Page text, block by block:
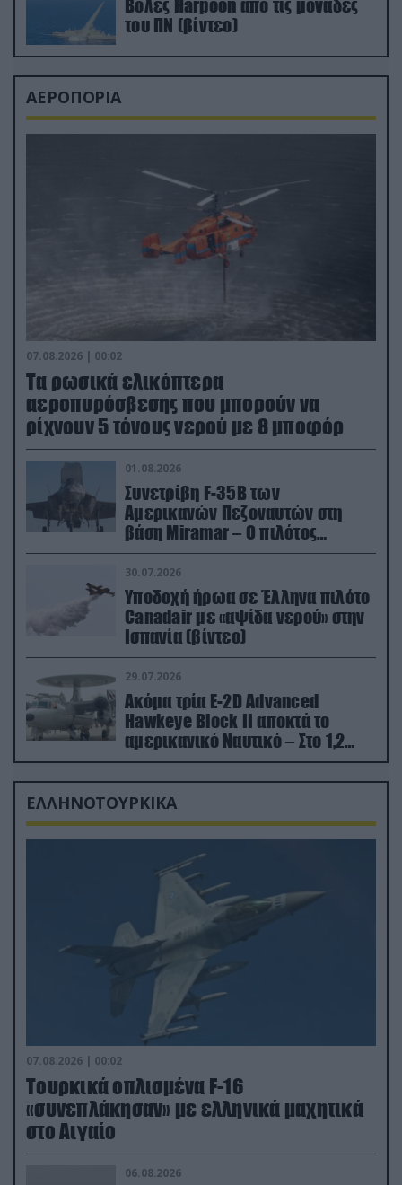
Βολές Harpoon από τις μονάδες
του ΠΝ (βίντεο)
ΑΕΡΟΠΟΡΙΑ
07.08.2026 | 00:02
Τα ρωσικά ελικόπτερα
αεροπυρόσβεσης που μπορούν να
ρίχνουν 5 τόνους νερού με 8 μποφόρ
01.08.2026
Συνετρίβη F-35B των
Αμερικανών Πεζοναυτών στη
βάση Miramar – Ο πιλότος
εκτινάχθηκε εγκαίρως
30.07.2026
Υποδοχή ήρωα σε Έλληνα πιλότο
Canadair με «αψίδα νερού» στην
Ισπανία (βίντεο)
29.07.2026
Ακόμα τρία E-2D Advanced
Hawkeye Block II αποκτά το
αμερικανικό Ναυτικό – Στο 1,2
δισ.δολάρια το κόστος
ΕΛΛΗΝΟΤΟΥΡΚΙΚΑ
07.08.2026 | 00:02
Τουρκικά οπλισμένα F-16
«συνεπλάκησαν» με ελληνικά μαχητικά
στο Αιγαίο
06.08.2026